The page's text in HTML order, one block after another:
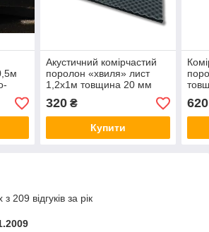
Акустичний комірчастий
поролон «хвиля» лист
1,2х1м товщина 20 мм
темно-сірий
320₴
Купити
620
209 відгуків за рік